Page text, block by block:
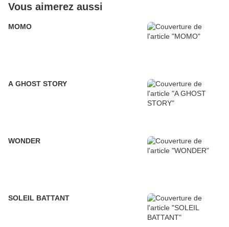
Vous aimerez aussi
MOMO
A GHOST STORY
WONDER
SOLEIL BATTANT